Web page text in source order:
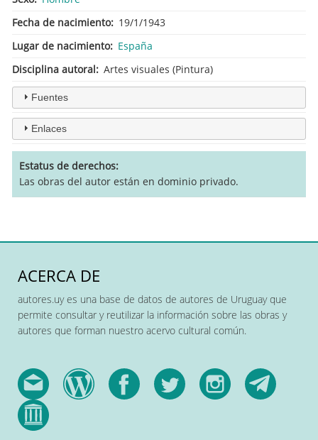
Fecha de nacimiento
19/1/1943
Lugar de nacimiento
España
Disciplina autoral
Artes visuales (Pintura)
Fuentes
Enlaces
Estatus de derechos
Las obras del autor están en dominio privado.
ACERCA DE
autores.uy es una base de datos de autores de Uruguay que
permite consultar y reutilizar la información sobre las obras y
autores que forman nuestro acervo cultural común.